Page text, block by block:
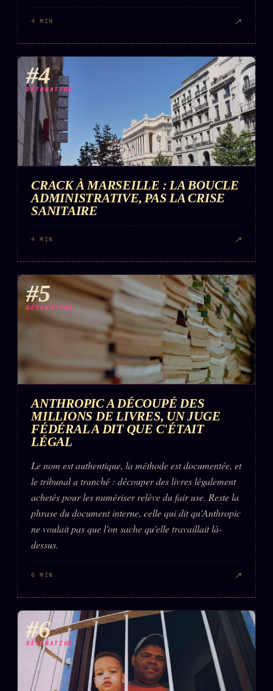
4 MIN ↗
#4
DÉTONATION
CRACK À MARSEILLE : LA BOUCLE
ADMINISTRATIVE, PAS LA CRISE
SANITAIRE
4 MIN ↗
#5
DÉTONATION
ANTHROPIC A DÉCOUPÉ DES
MILLIONS DE LIVRES, UN JUGE
FÉDÉRAL A DIT QUE C'ÉTAIT
LÉGAL
Le nom est authentique, la méthode est documentée, et
le tribunal a tranché : découper des livres légalement
achetés pour les numériser relève du fair use. Reste la
phrase du document interne, celle qui dit qu'Anthropic
ne voulait pas que l'on sache qu'elle travaillait là-
dessus.
6 MIN ↗
#6
DÉTONATION